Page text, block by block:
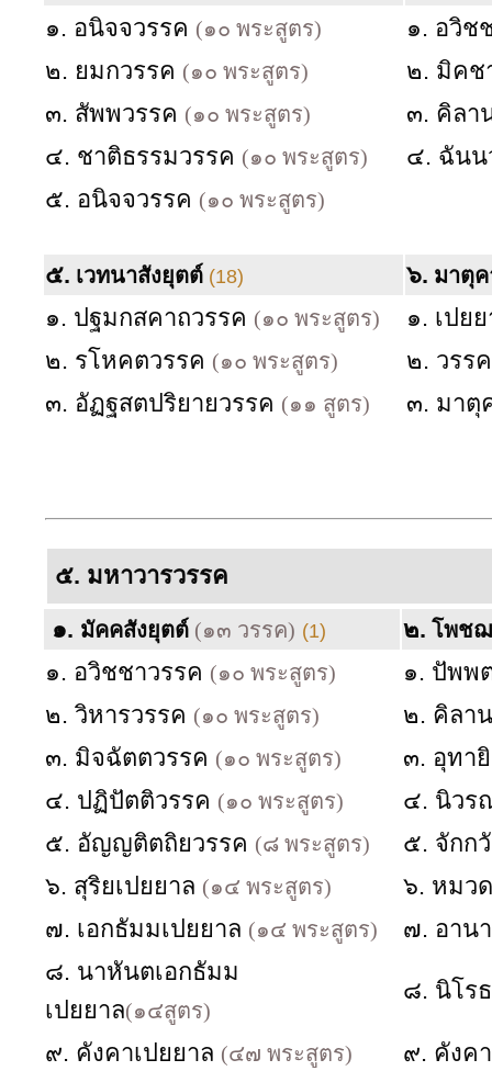
๑. อนิจจวรรค (๑๐ พระสูตร)
๑. อวิช
๒. ยมกวรรค (๑๐ พระสูตร)
๒. มิคช
๓. สัพพวรรค (๑๐ พระสูตร)
๓. คิลา
๔. ชาติธรรมวรรค (๑๐ พระสูตร)
๔. ฉัน
๕. อนิจจวรรค (๑๐ พระสูตร)
๕. เวทนาสังยุตต์ (18) ๖. มาตุ
๑. ปฐมกสคาถวรรค (๑๐ พระสูตร)
๑. เปย
๒. รโหคตวรรค (๑๐ พระสูตร)
๒. วรร
๓. อัฏฐสตปริยายวรรค (๑๑ สูตร) ๓. มาตุ
๕. มหาวารวรรค
๑. มัคคสังยุตต์ (๑๓ วรรค) (1) ๒. โพช
๑. อวิชชาวรรค (๑๐ พระสูตร)
๑. ปัพพ
๒. วิหารวรรค (๑๐ พระสูตร)
๒. คิลา
๓. มิจฉัตตวรรค (๑๐ พระสูตร)
๓. อุทา
๔. ปฏิปัตติวรรค (๑๐ พระสูตร)
๔. นิวร
๕. อัญญติตถิยวรรค (๘ พระสูตร)
๕. จักก
๖. สุริยเปยยาล (๑๔ พระสูตร)
๖. หมว
๗. เอกธัมมเปยยาล (๑๔ พระสูตร)
๗. อาน
๘. นาหันตเอกธัมม
เปยยาล(๑๔สูตร)
๘. นิโร
๙. คังคาเปยยาล (๔๗ พระสูตร)
๙. คังค